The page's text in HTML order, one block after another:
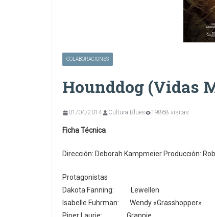
COLABORACIONES
Hounddog (Vidas
01/04/2014 Cultura Blues 19868 visitas
Ficha Técnica
Dirección: Deborah Kampmeier Producción:
Protagonistas
Dakota Fanning: Lewellen
Isabelle Fuhrman: Wendy «Grasshopper»